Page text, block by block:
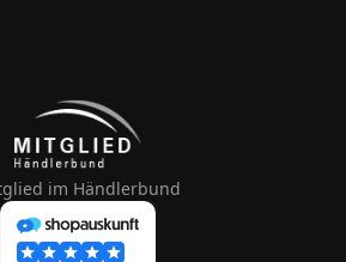
im Händlerbund